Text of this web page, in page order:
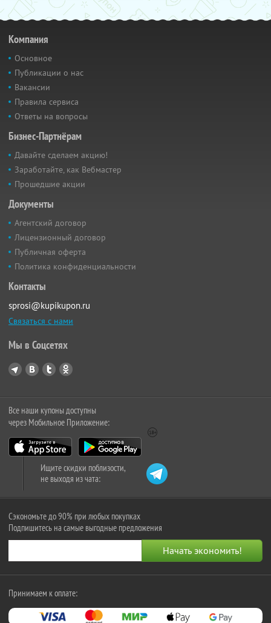
Компания
Основное
Публикации о нас
Вакансии
Правила сервиса
Ответы на вопросы
Бизнес-Партнёрам
Давайте сделаем акцию!
Заработайте, как Вебмастер
Прошедшие акции
Документы
Агентский договор
Лицензионный договор
Публичная оферта
Политика конфиденциальности
Контакты
sprosi@kupikupon.ru
Связаться с нами
Мы в Соцсетях
Все наши купоны доступны
через Мобильное Приложение:
Ищите скидки поблизости,
не выходя из чата:
Сэкономьте до 90% при любых покупках
Подпишитесь на самые выгодные предложения
Принимаем к оплате: